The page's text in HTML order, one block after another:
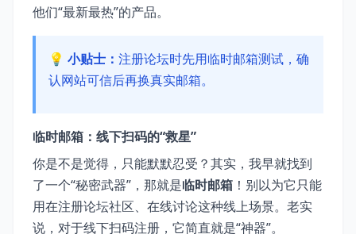
他们“最新最热”的产品。
💡 小贴士： 注册论坛时先用临时邮箱测试，确
认网站可信后再换真实邮箱。
临时邮箱：线下扫码的“救星”
你是不是觉得，只能默默忍受？其实，我早就找到
了一个“秘密武器”，那就是临时邮箱 ！别以为它只能
用在注册论坛社区、在线讨论这种线上场景。老实
说，对于线下扫码注册，它简直就是“神器”。